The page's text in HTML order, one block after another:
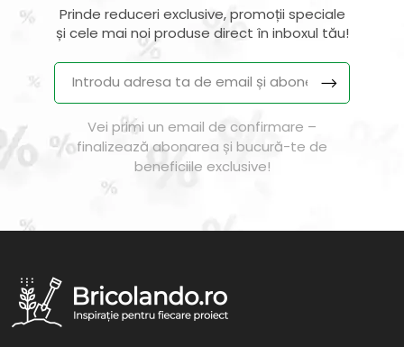
Prinde reduceri exclusive, promoții speciale
și cele mai noi produse direct în inboxul tău!
Vei primi un email de confirmare –
finalizează abonarea și bucură-te de
beneficiile exclusive!